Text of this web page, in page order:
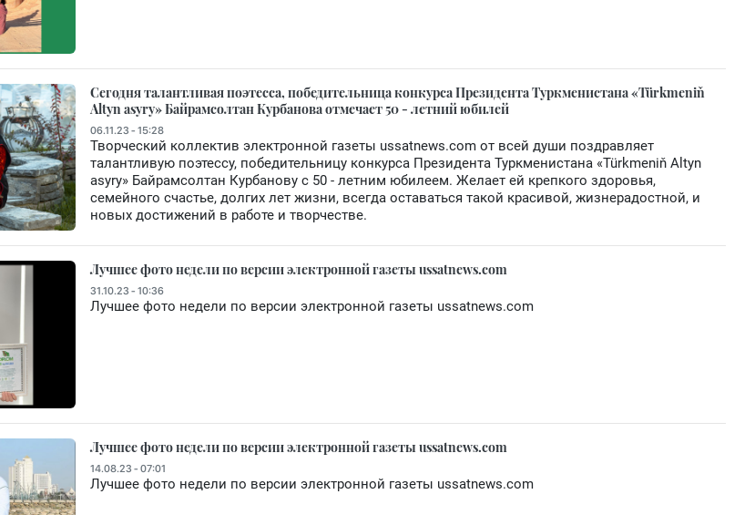
Сегодня талантливая поэтесса, победительница конкурса Президента Туркменистана «Türkmeniň
Altyn asyry» Байрамсолтан Курбанова отмечает 50 - летний юбилей
06.11.23 - 15:28
Творческий коллектив электронной газеты ussatnews.com от всей души поздравляет
талантливую поэтессу, победительницу конкурса Президента Туркменистана «Türkmeniň Altyn
asyry» Байрамсолтан Курбанову с 50 - летним юбилеем. Желает ей крепкого здоровья,
семейного счастье, долгих лет жизни, всегда оставаться такой красивой, жизнерадостной, и
новых достижений в работе и творчестве.
Лучшее фото недели по версии электронной газеты ussatnews.com
31.10.23 - 10:36
Лучшее фото недели по версии электронной газеты ussatnews.com
Лучшее фото недели по версии электронной газеты ussatnews.com
14.08.23 - 07:01
Лучшее фото недели по версии электронной газеты ussatnews.com